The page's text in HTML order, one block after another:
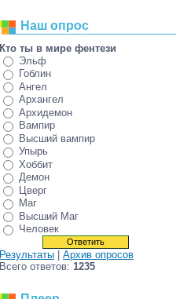
Наш опрос
Кто ты в мире фентези
Эльф
Гоблин
Ангел
Архангел
Архидемон
Вампир
Высший вампир
Упырь
Хоббит
Демон
Цверг
Маг
Высший Маг
Человек
Результаты
Архив опросов
Всего ответов: 1235